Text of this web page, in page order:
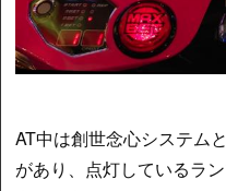
AT中は創世念心システム
があり、点灯しているラ